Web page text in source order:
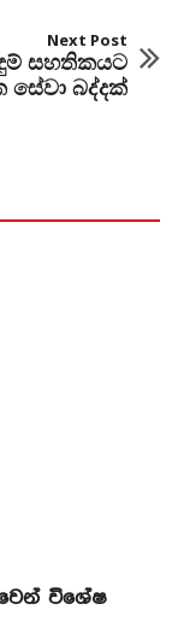
Next Post
සහතිකයට
සේවා බද්දක්
විශේෂ